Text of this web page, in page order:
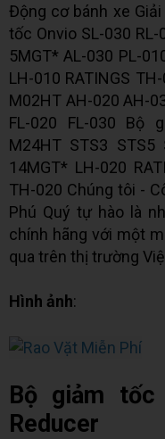
Động cơ bánh xe
tốc Onvio SL-030 RL-
5MGT* AL-030 PL-
LH-010 RATINGS
M02HT AH-020 AH-
FL-020 FL-030 Bộ
M24HT STS3 STS5
14MGT* LH-020
TH-020 Chúng tôi -
Phú Quý tự hào là
chính hãng với một
qua trên thị trường
Hình ảnh:
Bộ giảm tốc
Reducer